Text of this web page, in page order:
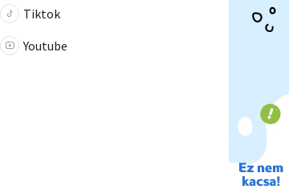
Tiktok
Youtube